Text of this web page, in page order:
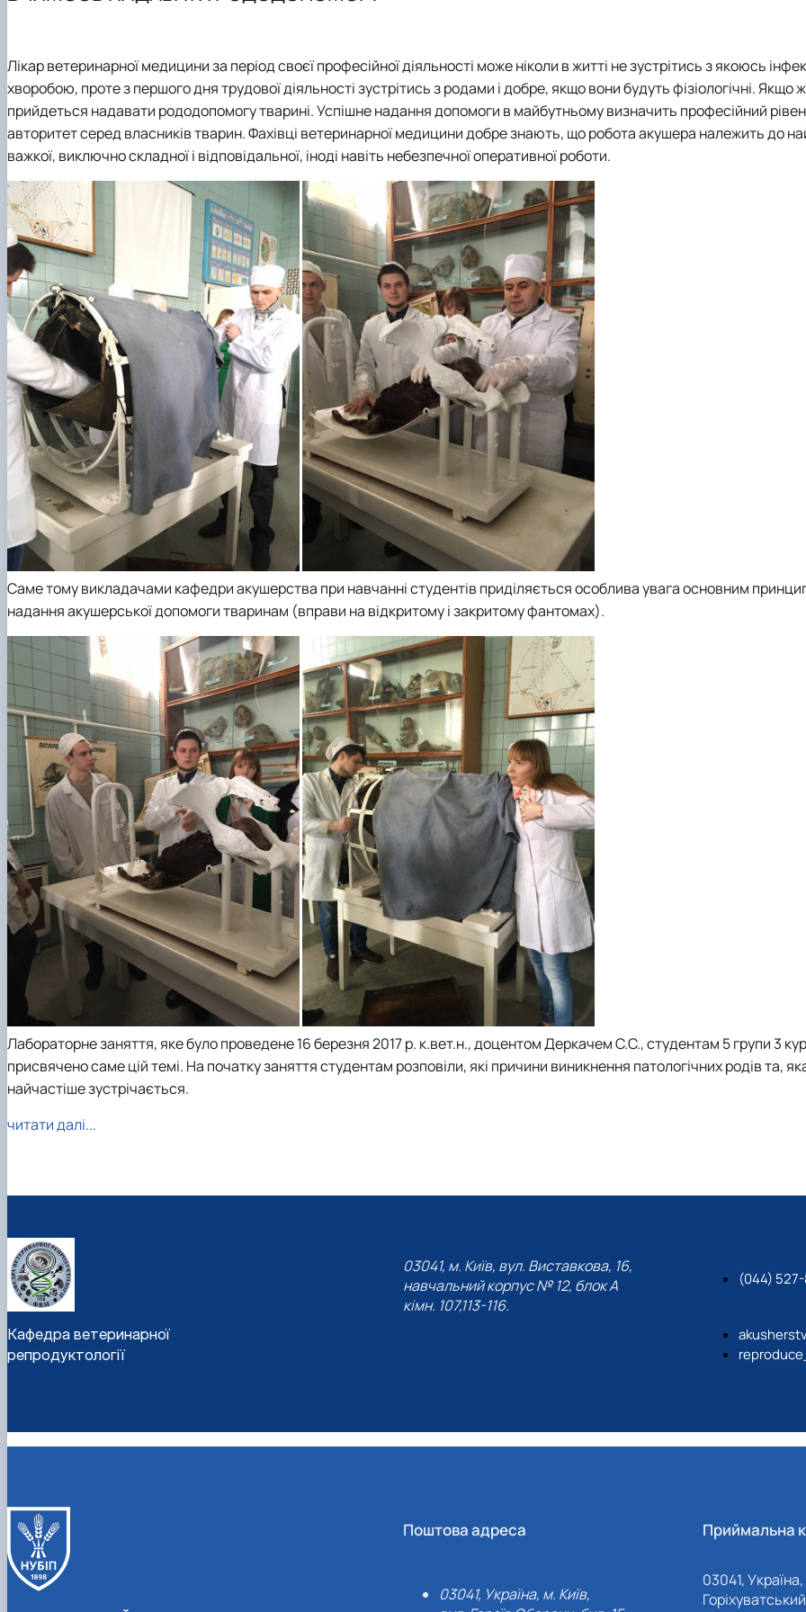
Керівництво та персонал
Проекти та гранти
Студентські наукові гуртки (СНГ)
Підручники, посібники, методичні вказівки
Мобільність
Прейскурант на послуги клініки кафедри
Лікар ветеринарної медицини за період своєї професійної діяльності може ніколи в житті не зустрітись з якоюсь
хворобою, проте з першого дня трудової діяльності зустрітись з родами і добре, якщо вони будуть фізіологічні. Якщо
прийдеться надавати рододопомогу тварині. Успішне надання допомоги в майбутньому визначить професійний
авторитет серед власників тварин. Фахівці ветеринарної медицини добре знають, що робота акушера належить до
важкої, виключно складної і відповідальної, іноді навіть небезпечної оперативної роботи.
Саме тому викладачами кафедри акушерства при навчанні студентів приділяється особлива увага основним
надання акушерської допомоги тваринам (вправи на відкритому і закритому фантомах).
Лабораторне заняття, яке було проведене 16 березня 2017 р. к.вет.н., доцентом Деркачем С.С., студентам 5 групи 3
присвячено саме цій темі. На початку заняття студентам розповіли, які причини виникнення патологічних родів та,
найчастіше зустрічається.
читати далі...
Кафедра ветеринарної
репродуктології
03041, м. Київ, вул. Виставкова, 16,
навчальний корпус № 12, блок А
кімн. 107,113-116.
(044)
Поштова адреса
03041, Україна, м. Київ,
Приймальна
03041,